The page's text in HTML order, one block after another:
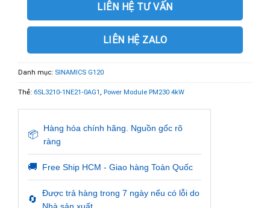
LIÊN HỆ TƯ VẤN
LIÊN HỆ ZALO
Danh mục: SINAMICS G120
Thẻ: 6SL3210-1NE21-0AG1, Power Module PM230 4kW
📦
Hàng hóa chính hãng. Nguồn gốc rõ
ràng
🚚 Free Ship HCM - Giao hàng Toàn Quốc
🔄
Được trả hàng trong 7 ngày nếu có lỗi do
Nhà sản xuất